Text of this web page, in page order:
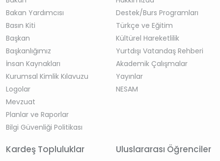
Bakan Yardımcısı
Basın Kiti
Başkan
Başkanlığımız
İnsan Kaynakları
Kurumsal Kimlik Kılavuzu
Logolar
Mevzuat
Planlar ve Raporlar
Bilgi Güvenliği Politikası
Destek/Burs Programları
Türkçe ve Eğitim
Kültürel Hareketlilik
Yurtdışı Vatandaş Rehberi
Akademik Çalışmalar
Yayınlar
NESAM
Kardeş Topluluklar Uluslararası Öğrenciler